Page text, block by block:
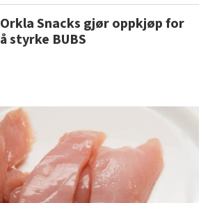
Orkla Snacks gjør oppkjøp for
å styrke BUBS